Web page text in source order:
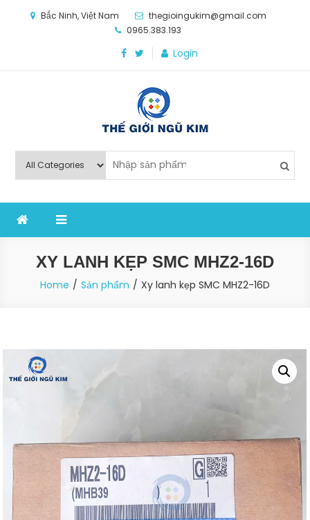
Bắc Ninh, Việt Nam
thegioingukim@gmail.com
0965.383.193
Login
Thế Giới Ngũ Kim
nghiệp sản xuất
XY LANH KẸP SMC MHZ2-16D
Home Sản phẩm Xy lanh kẹp SMC MHZ2-16D